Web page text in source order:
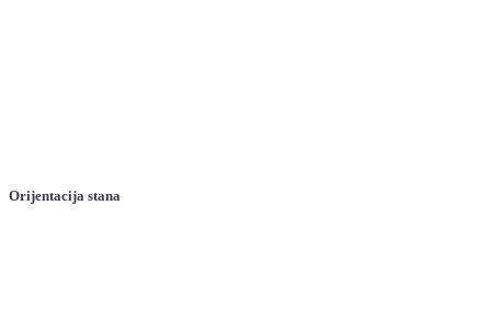
Orijentacija stana